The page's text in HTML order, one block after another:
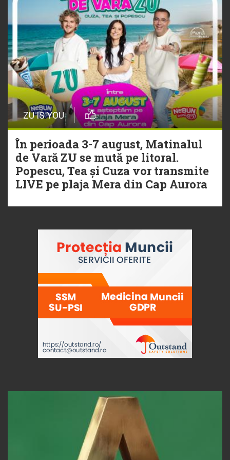
ZU IS YOU
În perioada 3-7 august, Matinalul
de Vară ZU se mută pe litoral.
Popescu, Tea și Cuza vor transmite
LIVE pe plaja Mera din Cap Aurora